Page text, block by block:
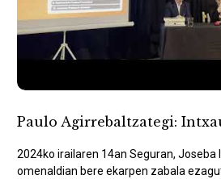
Paulo Agirrebaltzategi:
2024ko irailaren 14an Seguran, Joseba
omenaldian bere ekarpen zabala